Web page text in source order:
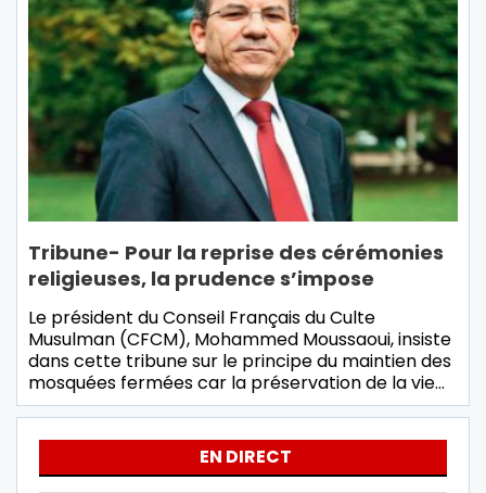
Tribune- Pour la reprise des cérémonies
religieuses, la prudence s’impose
Le président du Conseil Français du Culte
Musulman (CFCM), Mohammed Moussaoui, insiste
dans cette tribune sur le principe du maintien des
mosquées fermées car la préservation de la vie…
EN DIRECT